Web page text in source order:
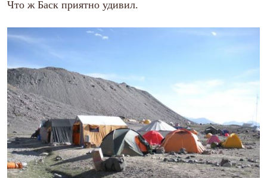
Шапки
Балаклавы и маски
Кепки и бейсболки
Повязки
Панамы
Перчатки и рукавицы
Перчатки
Рукавицы
Носки
Полезные аксессуары
Брелки
Ремни
Шевроны
Опушки
Термоковрики
Что ж Баск приятно удивил.